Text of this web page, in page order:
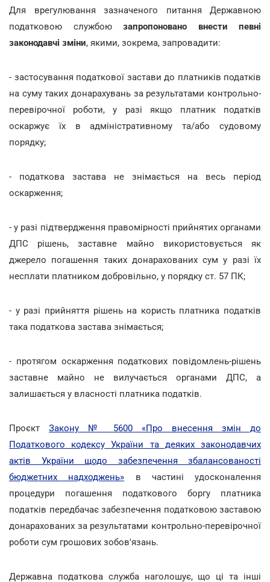
Для врегулювання зазначеного питання Державною
податковою службоюзапропоновано внести певні
законодавчі зміни, якими, зокрема, запровадити:
- застосування податкової застави до платників податків
на суму таких донарахувань за результатами контрольно-
перевірочної роботи, у разі якщо платник податків
оскаржує їх в адміністративному та/або судовому
порядку;
- податкова застава не знімається на весь період
оскарження;
- у разі підтвердження правомірності прийнятих органами
ДПС рішень, заставне майно використовується як
джерело погашення таких донарахованих сум у разі їх
несплати платником добровільно, у порядку ст. 57 ПК;
- у разі прийняття рішень на користь платника податків
така податкова застава знімається;
- протягом оскарження податкових повідомлень-рішень
заставне майно не вилучається органами ДПС, а
залишається у власності платника податків.
ПроєктЗакону № 5600 «Про внесення змін до
Податкового кодексу України та деяких законодавчих
актів України щодо забезпечення збалансованості
бюджетних надходжень» в частині удосконалення
процедури погашення податкового боргу платника
податків передбачає забезпечення податковою заставою
донарахованих за результатами контрольно-перевірочної
роботи сум грошових зобов'язань.
Державна податкова служба наголошує, що ці та інші